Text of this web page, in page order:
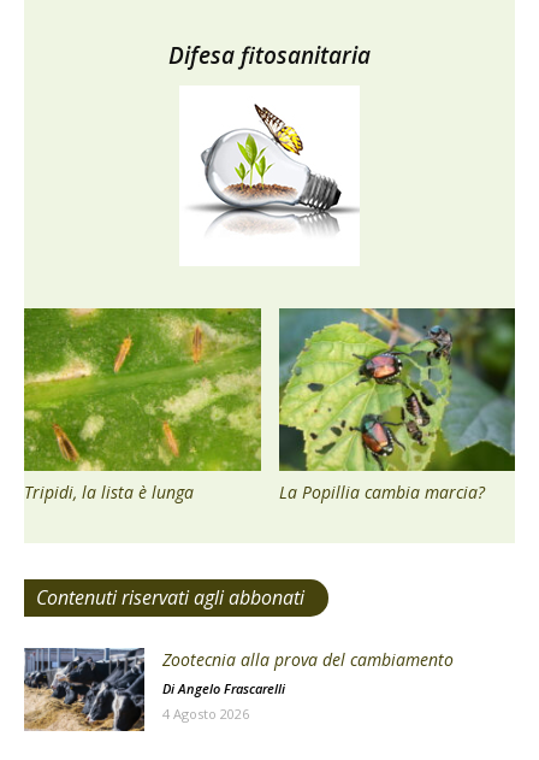
Difesa fitosanitaria
Tripidi, la lista è lunga La Popillia cambia marcia?
Contenuti riservati agli abbonati
Zootecnia alla prova del cambiamento
DiAngelo Frascarelli
4 Agosto 2026